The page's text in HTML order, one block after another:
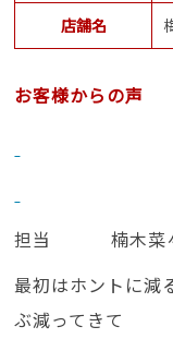
店舗名
お客様からの声
担当 楠木菜
最初はホントに減
ぶ減ってきて